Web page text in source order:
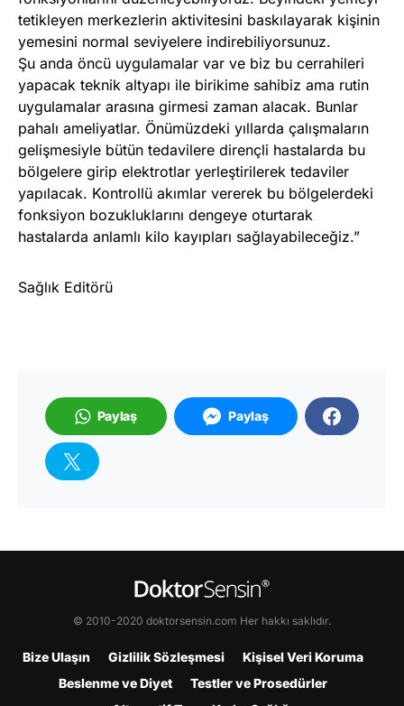
tetikleyen merkezlerin aktivitesini baskılayarak kişinin
yemesini normal seviyelere indirebiliyorsunuz.
Şu anda öncü uygulamalar var ve biz bu cerrahileri
yapacak teknik altyapı ile birikime sahibiz ama rutin
uygulamalar arasına girmesi zaman alacak. Bunlar
pahalı ameliyatlar. Önümüzdeki yıllarda çalışmaların
gelişmesiyle bütün tedavilere dirençli hastalarda bu
bölgelere girip elektrotlar yerleştirilerek tedaviler
yapılacak. Kontrollü akımlar vererek bu bölgelerdeki
fonksiyon bozukluklarını dengeye oturtarak
hastalarda anlamlı kilo kayıpları sağlayabileceğiz.”
Sağlık Editörü
Paylaş Paylaş
© 2010-2020 doktorsensin.com Her hakkı saklıdır.
Bize Ulaşın Gizlilik Sözleşmesi
Kişisel Veri Koruma
Beslenme ve Diyet
Testler ve Prosedürler